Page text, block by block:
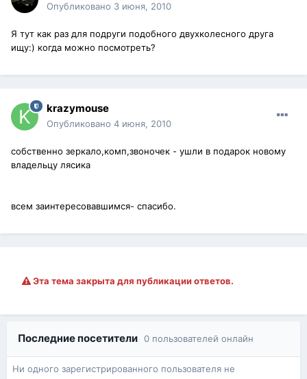
Опубликовано 3 июня, 2010
Я тут как раз для подруги подобного двухколесного друга
ищу:) когда можно посмотреть?
krazymouse
Опубликовано 4 июня, 2010
собственно зеркало,комп,звоночек - ушли в подарок новому
владельцу лясика
всем заинтересовавшимся- спасибо.
Эта тема закрыта для публикации ответов.
Последние посетители 0 пользователей онлайн
Ни одного зарегистрированного пользователя не